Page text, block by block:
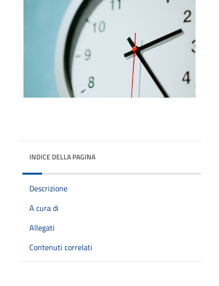
INDICE DELLA PAGINA
Descrizione
A cura di
Allegati
Contenuti correlati